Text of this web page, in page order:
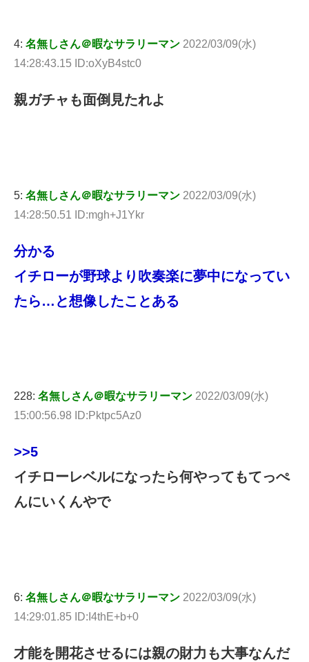
4: 名無しさん＠暇なサラリーマン 2022/03/09(水)
14:28:43.15 ID:oXyB4stc0
親ガチャも面倒見たれよ
5: 名無しさん＠暇なサラリーマン 2022/03/09(水)
14:28:50.51 ID:mgh+J1Ykr
分かる
イチローが野球より吹奏楽に夢中になってい
たら…と想像したことある
228: 名無しさん＠暇なサラリーマン 2022/03/09(水)
15:00:56.98 ID:Pktpc5Az0
>>5
イチローレベルになったら何やってもてっぺ
んにいくんやで
6: 名無しさん＠暇なサラリーマン 2022/03/09(水)
14:29:01.85 ID:I4thE+b+0
才能を開花させるには親の財力も大事なんだ